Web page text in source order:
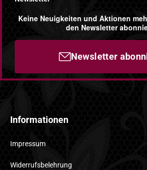
Keine Neuigkeiten und Aktionen
den Newsletter
Newsletter
Informationen
Impressum
Widerrufsbelehrung